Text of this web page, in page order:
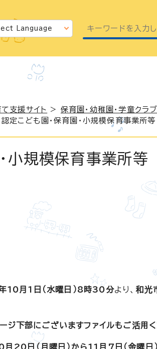
支援サイト > 保育園・幼稚園・学童クラ
こども園・保育園・小規模保育事業所
小規模保育事業所等
10月1日（水曜日）8時30分より、 和光
下部にございますファイルもご活用く
20日（月曜日）から11月7日（金曜日